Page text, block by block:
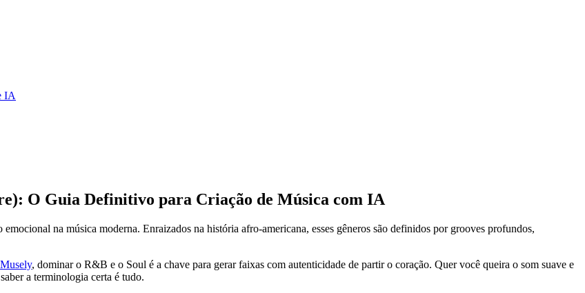
IA
O Guia Definitivo para Criação de Música com IA
emocional na música moderna. Enraizados na história afro-americana, esses gêneros são definidos por grooves profundos,
Musely, dominar o R&B e o Soul é a chave para gerar faixas com autenticidade de partir o coração. Quer você queira o som suave e
a terminologia certa é tudo.